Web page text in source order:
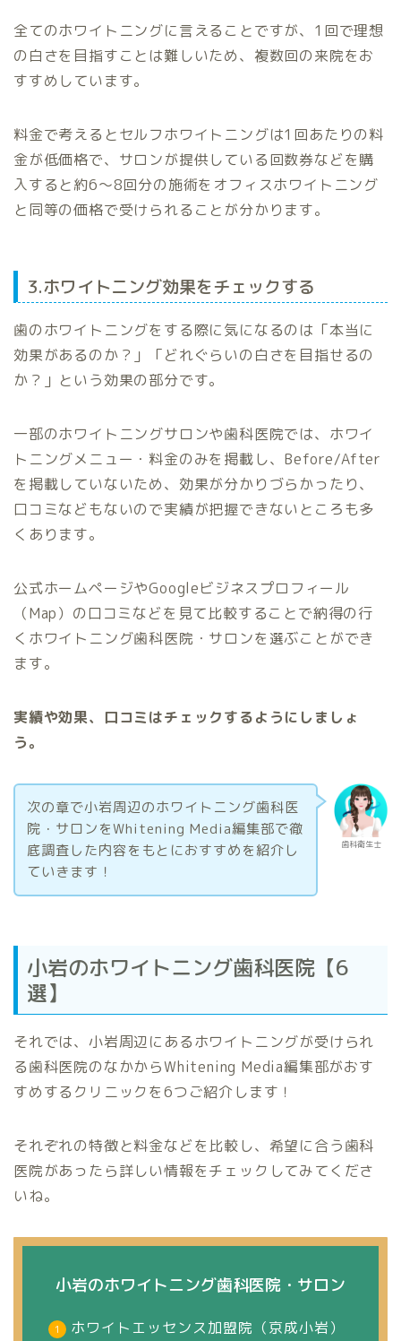
全てのホワイトニングに言えることですが、1回で理想
の白さを目指すことは難しいため、複数回の来院をお
すすめしています。
料金で考えるとセルフホワイトニングは1回あたりの料
金が低価格で、サロンが提供している回数券などを購
入すると約6〜8回分の施術をオフィスホワイトニング
と同等の価格で受けられることが分かります。
3.ホワイトニング効果をチェックする
歯のホワイトニングをする際に気になるのは「本当に
効果があるのか？」「どれぐらいの白さを目指せるの
か？」という効果の部分です。
一部のホワイトニングサロンや歯科医院では、ホワイ
トニングメニュー・料金のみを掲載し、Before/After
を掲載していないため、効果が分かりづらかったり、
口コミなどもないので実績が把握できないところも多
くあります。
公式ホームページやGoogleビジネスプロフィール
（Map）の口コミなどを見て比較することで納得の行
くホワイトニング歯科医院・サロンを選ぶことができ
ます。
実績や効果、口コミはチェックするようにしましょ
う。
歯科衛生士
次の章で小岩周辺のホワイトニング歯科医
院・サロンをWhitening Media編集部で徹
底調査した内容をもとにおすすめを紹介し
ていきます！
小岩のホワイトニング歯科医院【6
選】
それでは、小岩周辺にあるホワイトニングが受けられ
る歯科医院のなかからWhitening Media編集部がおす
すめするクリニックを6つご紹介します！
それぞれの特徴と料金などを比較し、希望に合う歯科
医院があったら詳しい情報をチェックしてみてくださ
いね。
小岩のホワイトニング歯科医院・サロン
ホワイトエッセンス加盟院（京成小岩）